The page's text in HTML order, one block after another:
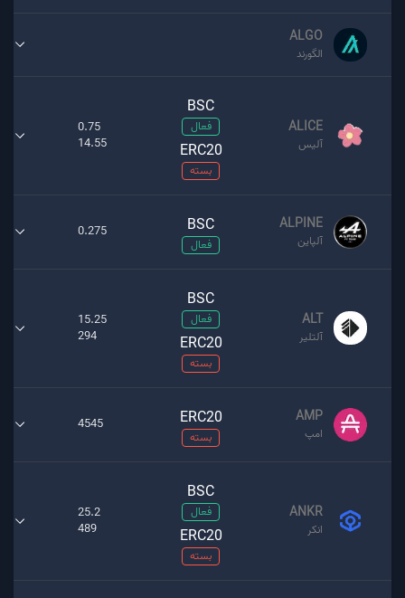
ALGO
الگورند
ALICE
آلیس
BSC
فعال
ERC20
بسته
0.75
14.55
ALPINE
آلپاین
BSC
فعال
0.275
ALT
آلتلیر
BSC
فعال
ERC20
بسته
15.25
294
AMP
امپ
ERC20
بسته
4545
ANKR
انکر
BSC
فعال
ERC20
بسته
25.2
489